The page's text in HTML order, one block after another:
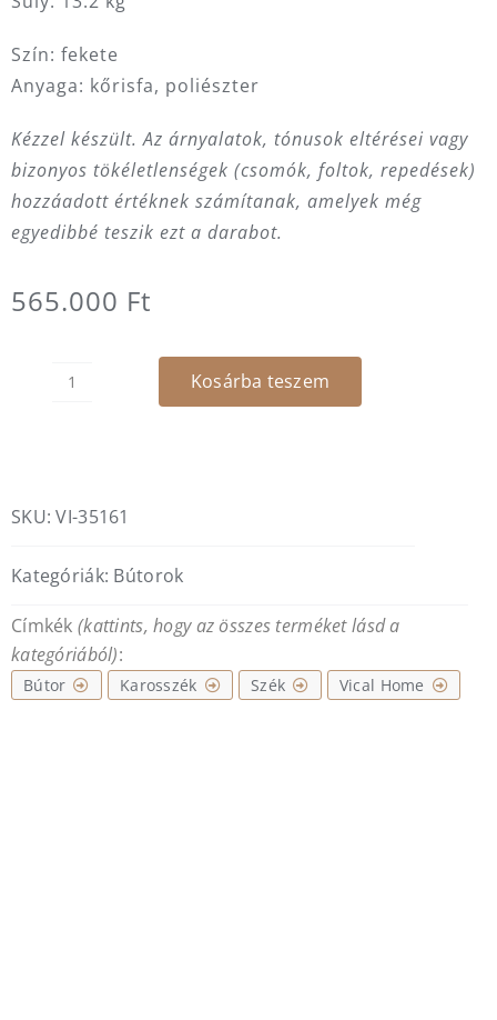
Szín: fekete
Anyaga: kőrisfa, poliészter
Kézzel készült. Az árnyalatok, tónusok eltérései vagy
bizonyos tökéletlenségek (csomók, foltok, repedések)
hozzáadott értéknek számítanak, amelyek még
egyedibbé teszik ezt a darabot.
565.000 Ft
Karosszék
Kosárba teszem
SKU:VI-35161
Kategóriák: Bútorok
Címkék (kattints, hogy az összes terméket lásd a
kategóriából):
Bútor Karosszék Szék Vical Home